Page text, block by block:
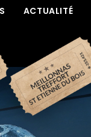
ACTUALITÉ